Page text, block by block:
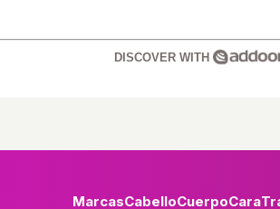
DISCOVER WITH
MarcasCabelloCuerpoCara